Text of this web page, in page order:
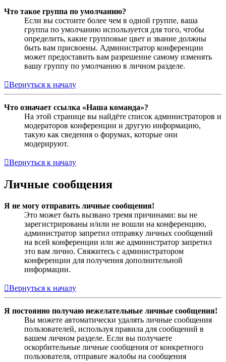
Что такое группа по умолчанию?
Если вы состоите более чем в одной группе, ваша
группа по умолчанию используется для того, чтобы
определить, какие групповые цвет и звание должны
быть вам присвоены. Администратор конференции
может предоставить вам разрешение самому изменять
вашу группу по умолчанию в личном разделе.
Вернуться к началу
Что означает ссылка «Наша команда»?
На этой странице вы найдёте список администраторов и
модераторов конференции и другую информацию,
такую как сведения о форумах, которые они
модерируют.
Вернуться к началу
Личные сообщения
Я не могу отправить личные сообщения!
Это может быть вызвано тремя причинами: вы не
зарегистрированы и/или не вошли на конференцию,
администратор запретил отправку личных сообщений
на всей конференции или же администратор запретил
это вам лично. Свяжитесь с администратором
конференции для получения дополнительной
информации.
Вернуться к началу
Я постоянно получаю нежелательные личные сообщения!
Вы можете автоматически удалять личные сообщения
пользователей, используя правила для сообщений в
вашем личном разделе. Если вы получаете
оскорбительные личные сообщения от конкретного
пользователя, отправьте жалобы на сообщения